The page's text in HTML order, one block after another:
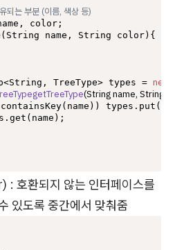
되는 부분 (이름, 색상 등)
color;
name, String color){
TreeType> types = new
(String name, String
호환되지 않는 인터페이스를
있도록 중간에서 맞춰줌